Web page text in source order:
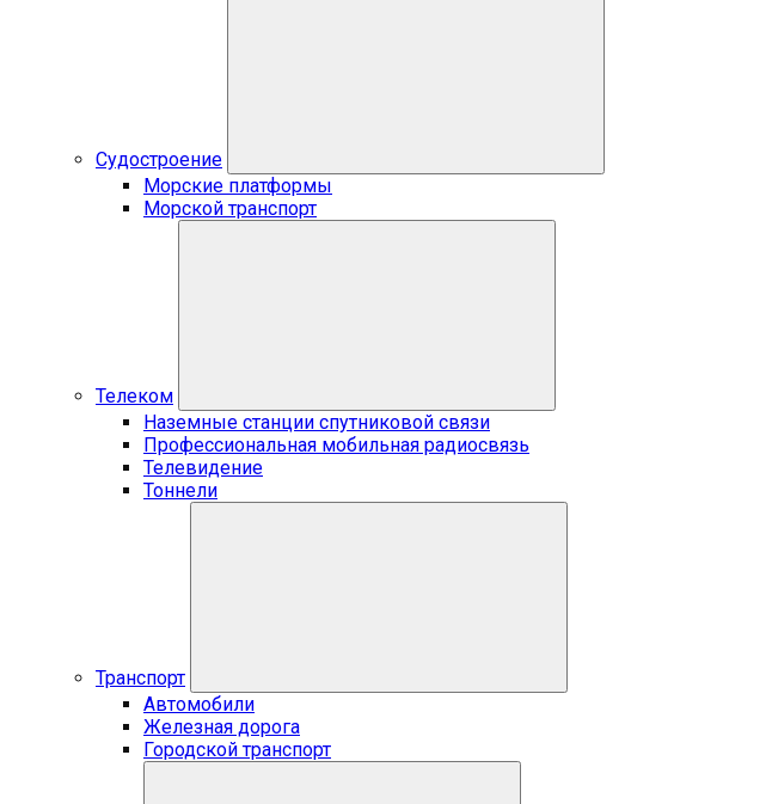
Судостроение
Морские платформы
Морской транспорт
Телеком
Наземные станции спутниковой связи
Профессиональная мобильная радиосвязь
Телевидение
Тоннели
Транспорт
Автомобили
Железная дорога
Городской транспорт